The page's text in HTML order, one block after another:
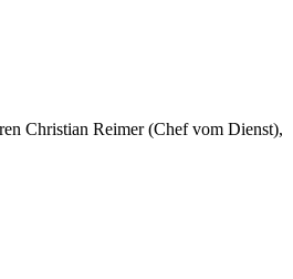
Christian Reimer (Chef vom Dienst),